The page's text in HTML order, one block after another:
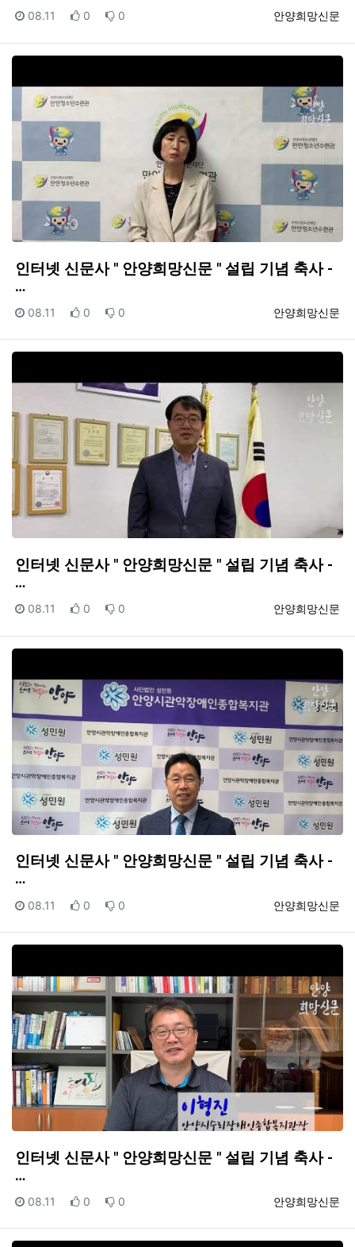
등록자
안양희망신문
등록일
08.11 추천
0 비추천
0
인터넷 신문사 " 안양희망신문 " 설립 기념 축사 -
…
등록자
안양희망신문
등록일
08.11 추천
0 비추천
0
인터넷 신문사 " 안양희망신문 " 설립 기념 축사 -
…
등록자
안양희망신문
등록일
08.11 추천
0 비추천
0
인터넷 신문사 " 안양희망신문 " 설립 기념 축사 -
…
등록자
안양희망신문
등록일
08.11 추천
0 비추천
0
인터넷 신문사 " 안양희망신문 " 설립 기념 축사 -
…
등록자
안양희망신문
등록일
08.11 추천
0 비추천
0